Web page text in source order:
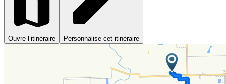
Ouvre l’itinéraire Personnalise cet itinéraire